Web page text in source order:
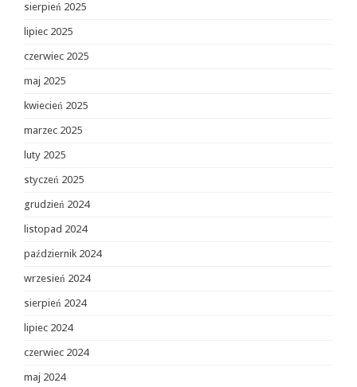
sierpień 2025
lipiec 2025
czerwiec 2025
maj 2025
kwiecień 2025
marzec 2025
luty 2025
styczeń 2025
grudzień 2024
listopad 2024
październik 2024
wrzesień 2024
sierpień 2024
lipiec 2024
czerwiec 2024
maj 2024